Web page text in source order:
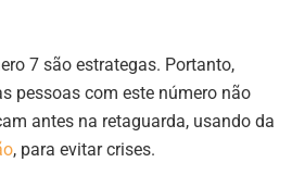
7 são estrategas. Portanto,
pessoas com este número não
antes na retaguarda, usando da
, para evitar crises.